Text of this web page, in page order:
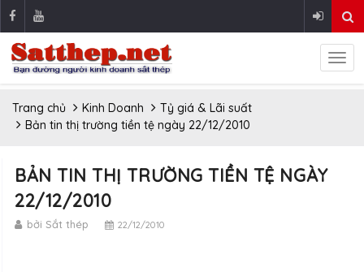
Trang chủ Kinh Doanh
Tỷ giá & Lãi suất
Bản tin thị trường tiền tệ ngày 22/12/2010
BẢN TIN THỊ TRƯỜNG TIỀN TỆ NGÀY
22/12/2010
bởi Sắt thép 22/12/2010